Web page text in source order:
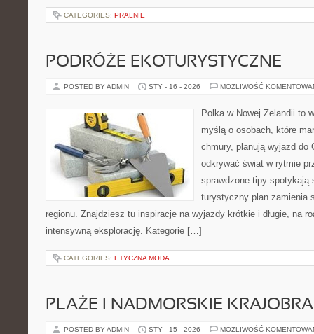
CATEGORIES: PRALNIE
PODRÓŻE EKOTURYSTYCZNE
POSTED BY ADMIN STY - 16 - 2026 MOŻLIWOŚĆ
Polka w Nowej Zelandii to
myślą o osobach, które
chmury, planują wyjazd do
odkrywać świat w rytmie
sprawdzone tipy spotykają
turystyczny plan zamienia
regionu. Znajdziesz tu inspiracje na wyjazdy krótkie i długie, na
intensywną eksplorację. Kategorie […]
CATEGORIES: ETYCZNA MODA
PLAŻE I NADMORSKIE
POSTED BY ADMIN STY - 15 - 2026 MOŻLIWOŚĆ